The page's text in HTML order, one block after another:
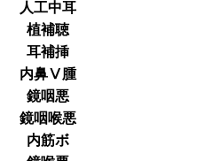
人工中耳
植補聴
耳補挿
内鼻Ⅴ腫
鏡咽悪
鏡咽喉悪
内筋ボ